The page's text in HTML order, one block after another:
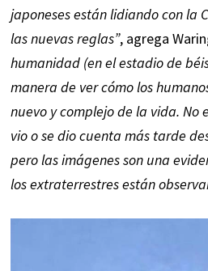
japoneses están lidiando con la
las nuevas reglas”, agrega
humanidad (en el estadio de
manera de ver cómo los
nuevo y complejo de la vida. No
vio o se dio cuenta más tarde
pero las imágenes son una
los extraterrestres están